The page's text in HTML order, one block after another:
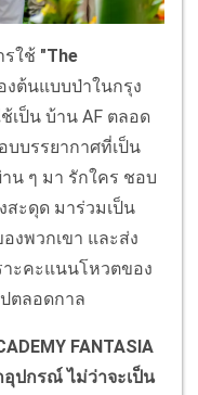
ใช้ "The
งต้นแบบป่าในกรุง
เป็น บ้าน AF ตลอด
บรรยากาศที่เป็น
น ๆ มา รักใคร ชอบ
สะดุด มาร่วมเป็น
งพวกเขา และส่ง
าะคะแนนโหวตของ
ตลอดกาล
FANTASIA
ปกรณ์ ไม่ว่าจะเป็น